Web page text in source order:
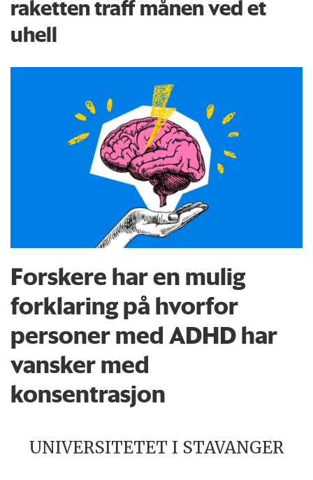
raketten traff månen ved et
uhell
Forskere har en mulig
forklaring på hvorfor
personer med ADHD har
vansker med
konsentrasjon
UNIVERSITETET I STAVANGER